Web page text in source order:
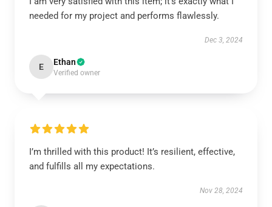
needed for my project and performs flawlessly.
Dec 3, 2024
E Ethan
Verified owner
I’m thrilled with this product! It’s resilient, effective,
and fulfills all my expectations.
Nov 28, 2024